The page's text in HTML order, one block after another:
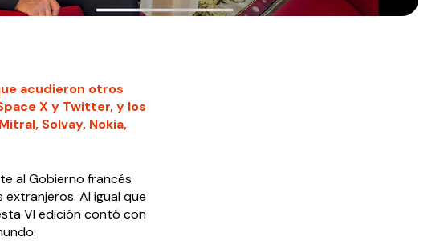
acudieron otros
X y Twitter, y los
Solvay, Nokia,
al Gobierno francés
Al igual que
VI edición contó con